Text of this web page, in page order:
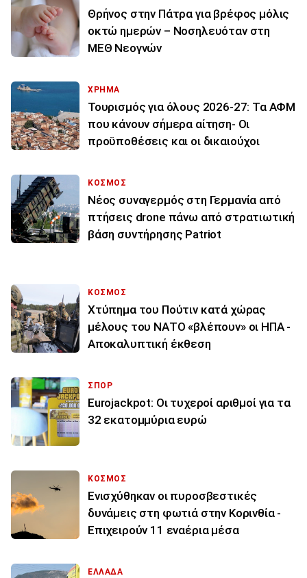
Θρήνος στην Πάτρα για βρέφος μόλις
οκτώ ημερών – Νοσηλευόταν στη
ΜΕΘ Νεογνών
ΧΡΗΜΑ
Τουρισμός για όλους 2026-27: Τα ΑΦΜ
που κάνουν σήμερα αίτηση- Οι
προϋποθέσεις και οι δικαιούχοι
ΚΟΣΜΟΣ
Νέος συναγερμός στη Γερμανία από
πτήσεις drone πάνω από στρατιωτική
βάση συντήρησης Patriot
ΚΟΣΜΟΣ
Χτύπημα του Πούτιν κατά χώρας
μέλους του ΝΑΤΟ «βλέπουν» οι ΗΠΑ -
Αποκαλυπτική έκθεση
ΣΠΟΡ
Eurojackpot: Οι τυχεροί αριθμοί για τα
32 εκατoμμύρια ευρώ
ΚΟΣΜΟΣ
Ενισχύθηκαν οι πυροσβεστικές
δυνάμεις στη φωτιά στην Κορινθία -
Επιχειρούν 11 εναέρια μέσα
ΕΛΛΑΔΑ